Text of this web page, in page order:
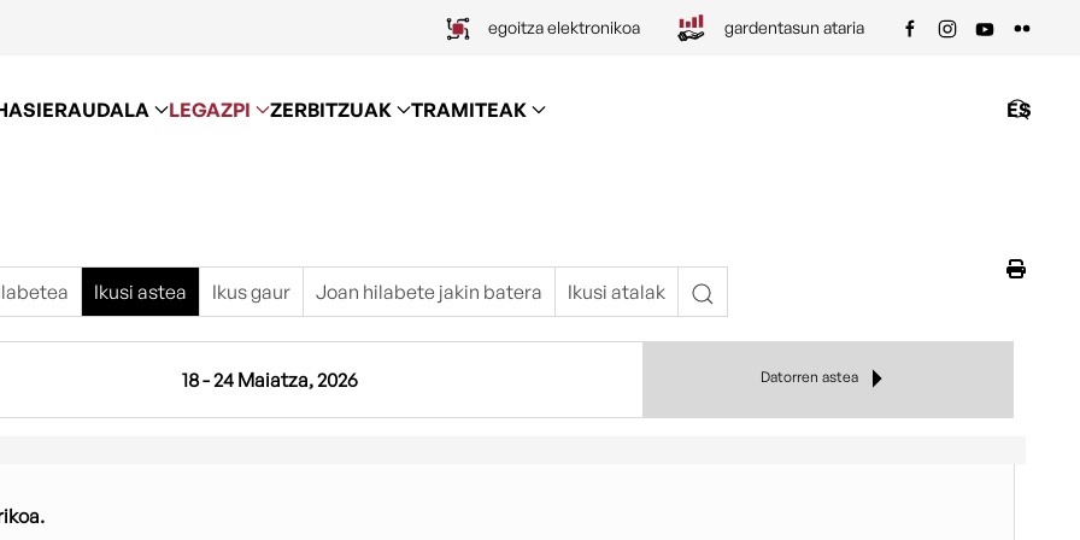
egoitza elektronikoa gardentasun ataria
UDALA LEGAZPI ZERBITZUAK TRAMITEAK ES
Ikusi astea Ikus gaur Joan hilabete jakin batera Ikusi atalak
18 - 24 Maiatza, 2026 Datorren astea